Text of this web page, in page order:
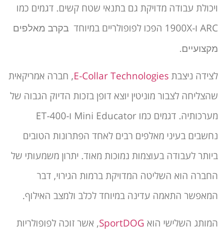
ויכולת עבודה מדויקת גם בתנאי שטח קשים. דגמים כמו
ARC ו-1900X הפכו לפופולריים במיוחד
בקרב מאלפים
מקצועיים.
לצידה ניצבתE-Collar Technologies, חברה אמריקאית
שהצליחה לצבור מוניטין יוצא דופן בזכות הדיוק הגבוה של
מערכותיה. דגמים כמו Mini Educator ו-ET-400
נחשבים בעיני מאלפים רבים לאחד הפתרונות הטובים
ביותר לעבודה בעוצמות נמוכות מאוד. יתרון משמעותי של
החברה הוא השליטה המדויקת ברמות הגירוי, דבר
המאפשר התאמה עדינה במיוחד לכלב ולמצב האילוף.
המותג השלישי הואSportDOG, אשר זוכה לפופולריות